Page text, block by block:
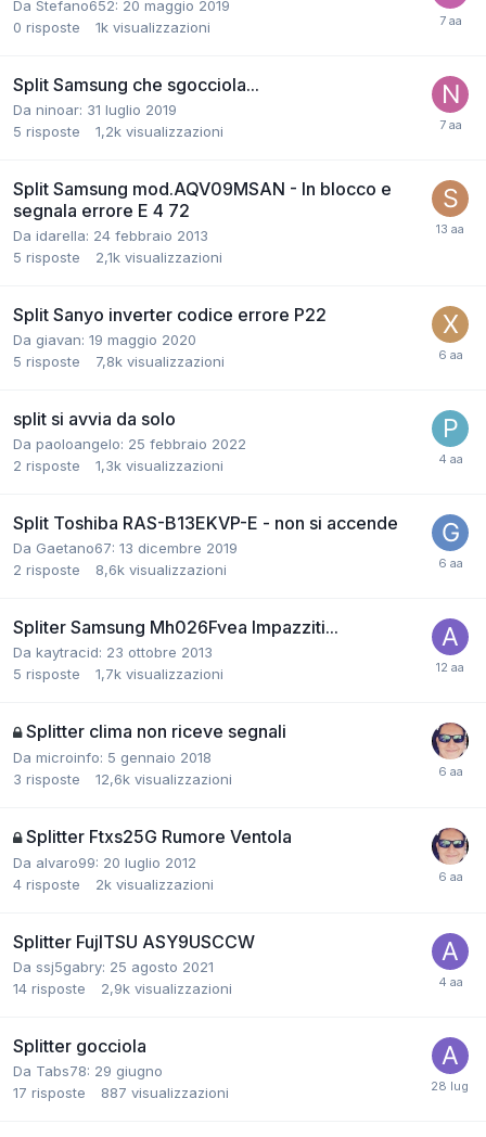
Da Stefano652: 20 maggio 2019
0 risposte 1k visualizzazioni
Split Samsung che sgocciola...
Da ninoar: 31 luglio 2019
5 risposte 1,2k visualizzazioni
Split Samsung mod.AQV09MSAN - In blocco e
segnala errore E 4 72
Da idarella: 24 febbraio 2013
5 risposte 2,1k visualizzazioni
Split Sanyo inverter codice errore P22
Da giavan: 19 maggio 2020
5 risposte 7,8k visualizzazioni
split si avvia da solo
Da paoloangelo: 25 febbraio 2022
2 risposte 1,3k visualizzazioni
Split Toshiba RAS-B13EKVP-E - non si accende
Da Gaetano67: 13 dicembre 2019
2 risposte 8,6k visualizzazioni
Spliter Samsung Mh026Fvea Impazziti...
Da kaytracid: 23 ottobre 2013
5 risposte 1,7k visualizzazioni
Splitter clima non riceve segnali
Da microinfo: 5 gennaio 2018
3 risposte 12,6k visualizzazioni
Splitter Ftxs25G Rumore Ventola
Da alvaro99: 20 luglio 2012
4 risposte 2k visualizzazioni
Splitter FujITSU ASY9USCCW
Da ssj5gabry: 25 agosto 2021
14 risposte 2,9k visualizzazioni
Splitter gocciola
Da Tabs78: 29 giugno
17 risposte 887 visualizzazioni